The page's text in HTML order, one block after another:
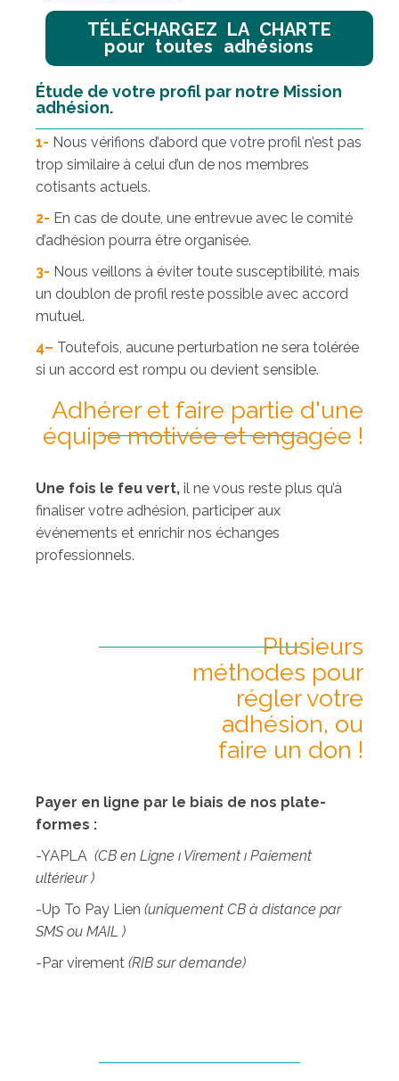
TÉLÉCHARGEZ LA CHARTE
pour toutes adhésions
Étude de votre profil par notre Mission
adhésion.
1- Nous vérifions d’abord que votre profil n’est pas
trop similaire à celui d’un de nos membres
cotisants actuels.
2- En cas de doute, une entrevue avec le comité
d’adhésion pourra être organisée.
3- Nous veillons à éviter toute susceptibilité, mais
un doublon de profil reste possible avec accord
mutuel.
4– Toutefois, aucune perturbation ne sera tolérée
si un accord est rompu ou devient sensible.
Adhérer et faire partie d'une
équipe motivée et engagée !
Une fois le feu vert, il ne vous reste plus qu’à
finaliser votre adhésion, participer aux
événements et enrichir nos échanges
professionnels.
Plusieurs
méthodes pour
régler votre
adhésion, ou
faire un don !
Payer en ligne par le biais de nos plate-
formes :
-YAPLA (CB en Ligne ı Virement ı Paiement
ultérieur )
-Up To Pay Lien (uniquement CB à distance par
SMS ou MAIL )
-Par virement (RIB sur demande)